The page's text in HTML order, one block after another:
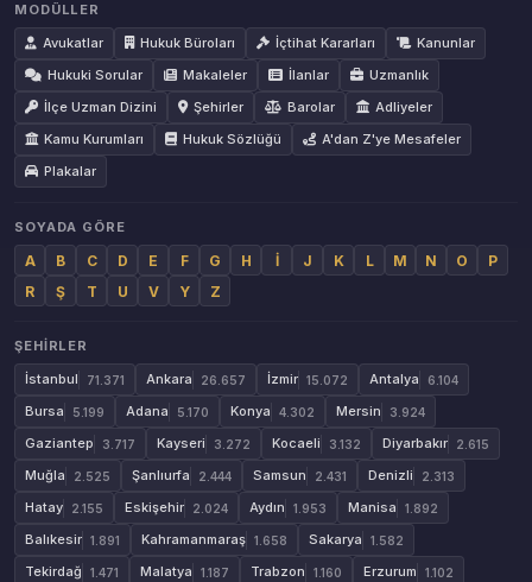
MODÜLLER
Avukatlar
Hukuk Büroları İçtihat Kararları
Kanunlar
Hukuki Sorular
Makaleler İlanlar
Uzmanlık
İlçe Uzman Dizini
Şehirler Barolar
Adliyeler
Kamu Kurumları
Hukuk Sözlüğü
A'dan Z'ye Mesafeler
Plakalar
SOYADA GÖRE
A B C D E F G H İ J K L M N O
P
R
Ş T U V Y Z
ŞEHIRLER
İstanbul
71.371 Ankara 26.657 İzmir 15.072 Antalya 6.104
Bursa 5.199 Adana 5.170 Konya 4.302 Mersin 3.924
Gaziantep 3.717 Kayseri 3.272 Kocaeli 3.132 Diyarbakır 2.615
Muğla 2.525 Şanlıurfa 2.444 Samsun 2.431 Denizli 2.313
Hatay 2.155 Eskişehir 2.024 Aydın 1.953 Manisa 1.892
Balıkesir 1.891 Kahramanmaraş 1.658 Sakarya 1.582
Tekirdağ 1.471 Malatya 1.187 Trabzon 1.160 Erzurum 1.102